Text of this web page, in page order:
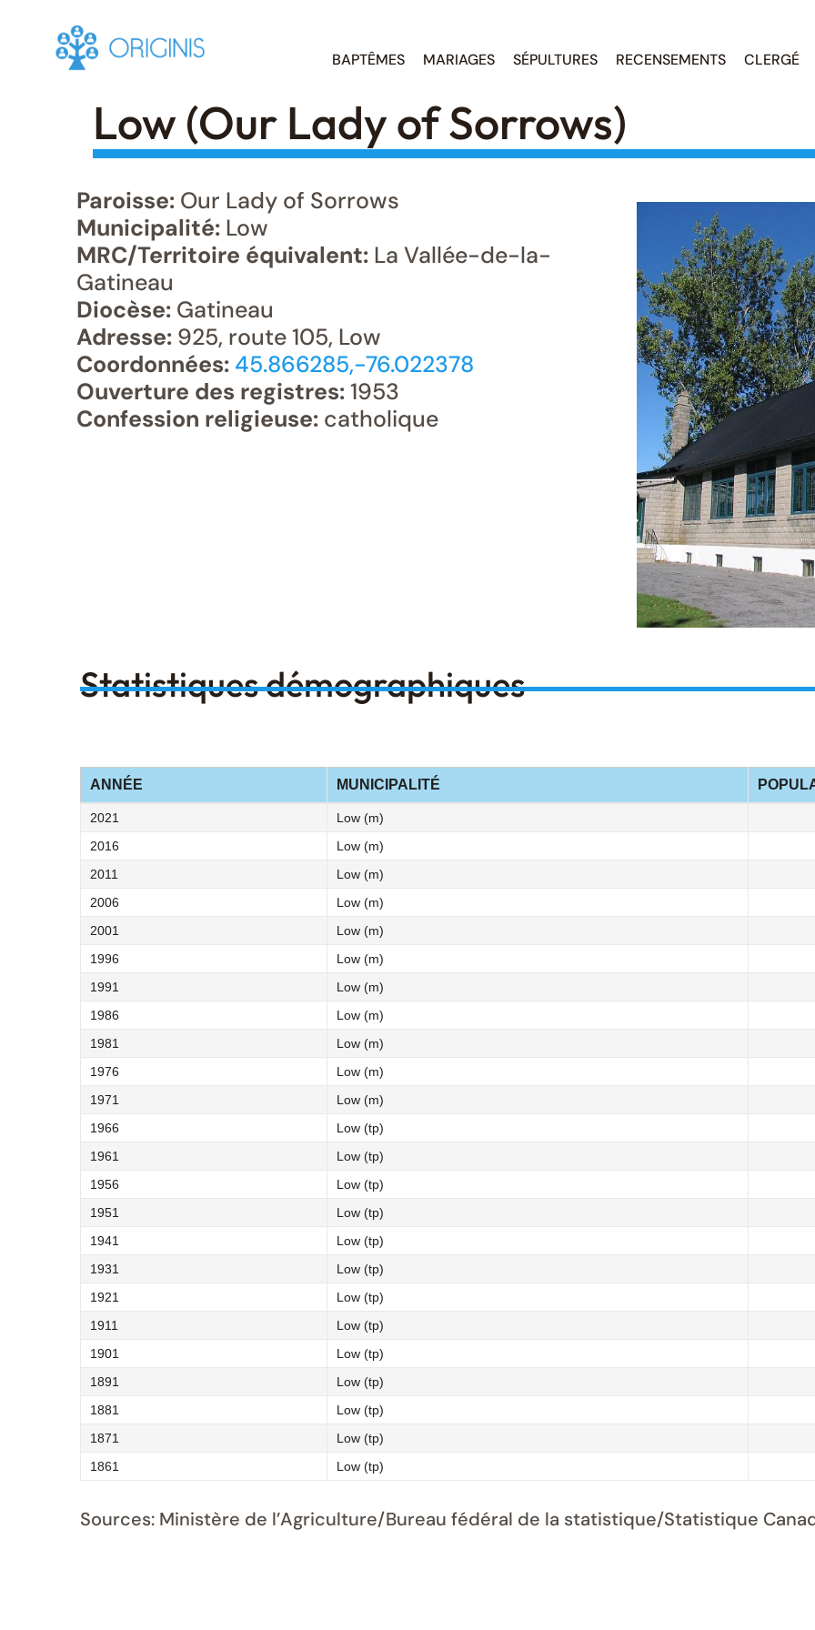
BAPTÊMES MARIAGES SÉPULTURES RECENSEMENTS CLERGÉ
Low (Our Lady of Sorrows)
Paroisse: Our Lady of Sorrows
Municipalité: Low
MRC/Territoire équivalent: La Vallée-de-la-
Gatineau
Diocèse: Gatineau
Adresse: 925, route 105, Low
Coordonnées: 45.866285,-76.022378
Ouverture des registres:1953
Confession religieuse: catholique
Statistiques démographiques
ANNÉE MUNICIPALITÉ
2021
Low (m)
2016
Low (m)
2011
Low (m)
2006
Low (m)
2001
Low (m)
1996
Low (m)
1991
Low (m)
1986
Low (m)
1981
Low (m)
1976
Low (m)
1971
Low (m)
1966
Low (tp)
1961
Low (tp)
1956
Low (tp)
1951
Low (tp)
1941
Low (tp)
1931
Low (tp)
1921
Low (tp)
1911
Low (tp)
1901
Low (tp)
1891
Low (tp)
1881
Low (tp)
1871
Low (tp)
1861
Low (tp)
Sources: Ministère de l’Agriculture/Bureau fédéral de la statistique/Statistique